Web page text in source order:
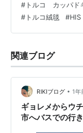
空港からイスタン
なければいけない
気球は飛ばなくと
はじまったとされ
には謎が多いけれ
# トルコ カッパド
# トルコ絨毯 #
関連ブログ
RIKIブログ • 1年
ギョレメからウ
市へバスでの行